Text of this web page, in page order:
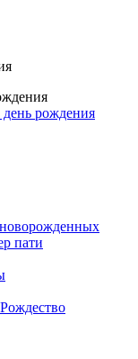
рождения
пати